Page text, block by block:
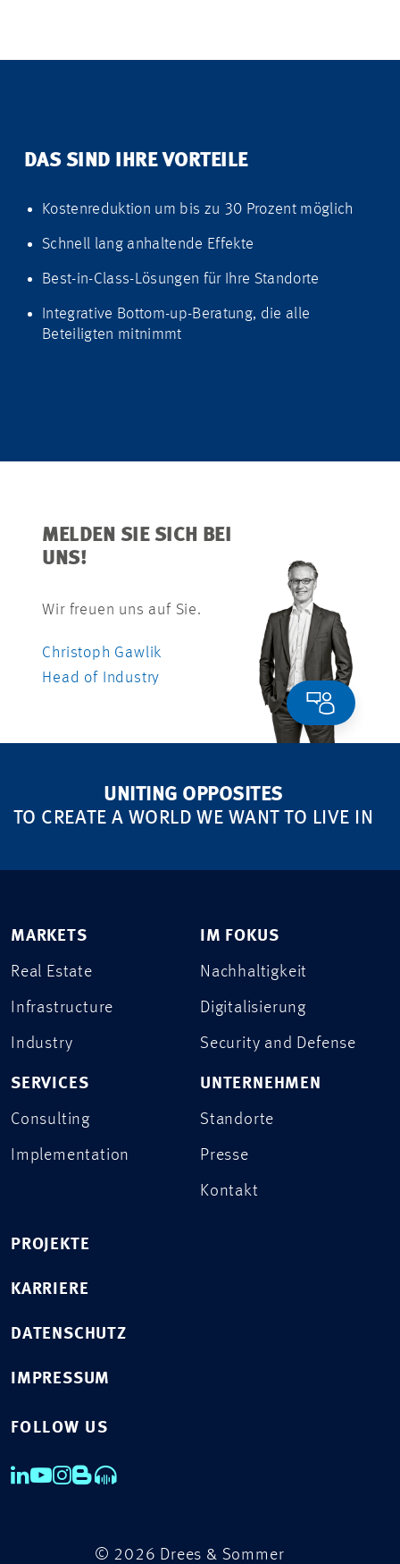
DAS SIND IHRE VORTEILE
Kostenreduktion um bis zu 30 Prozent möglich
Schnell lang anhaltende Effekte
Best-in-Class-Lösungen für Ihre Standorte
Integrative Bottom-up-Beratung, die alle
Beteiligten mitnimmt
MELDEN SIE SICH BEI
UNS!
Wir freuen uns auf Sie.
Christoph Gawlik
Head of Industry
UNITING OPPOSITES
TO CREATE A WORLD WE WANT TO LIVE IN
MARKETS
Real Estate
Infrastructure
Industry
SERVICES
Consulting
Implementation
IM FOKUS
Nachhaltigkeit
Digitalisierung
Security and Defense
UNTERNEHMEN
Standorte
Presse
Kontakt
PROJEKTE
KARRIERE
DATENSCHUTZ
IMPRESSUM
FOLLOW US
© 2026 Drees & Sommer